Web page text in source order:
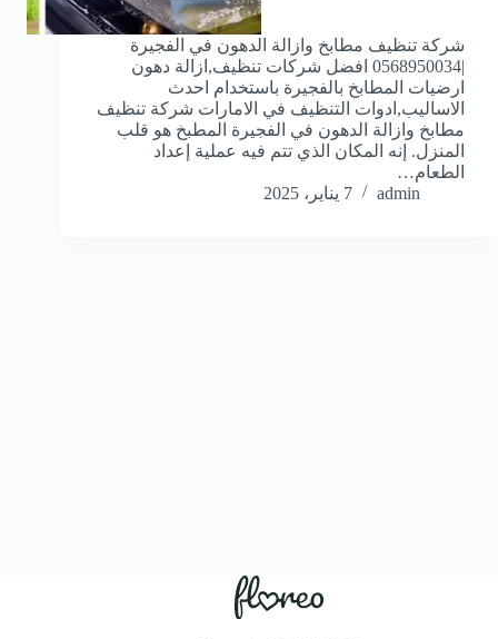
شركة تنظيف مطابخ وازالة الدهون في الفجيرة
|0568950034 افضل شركات تنظيف,ازالة دهون
ارضيات المطابخ بالفجيرة باستخدام احدث
الاساليب,ادوات التنظيف في الامارات شركة تنظيف
مطابخ وازالة الدهون في الفجيرة المطبخ هو قلب
المنزل. إنه المكان الذي تتم فيه عملية إعداد
الطعام…
admin
7 يناير، 2025